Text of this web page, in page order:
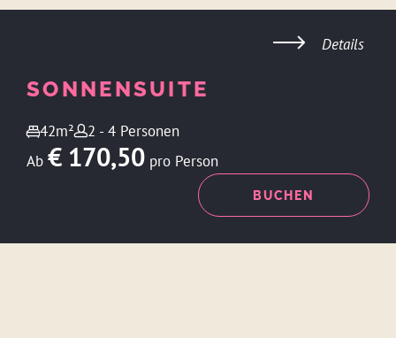
SONNENSUITE
42m²
2 - 4 Personen
Ab € 170,50 pro Person
BUCHEN
Details